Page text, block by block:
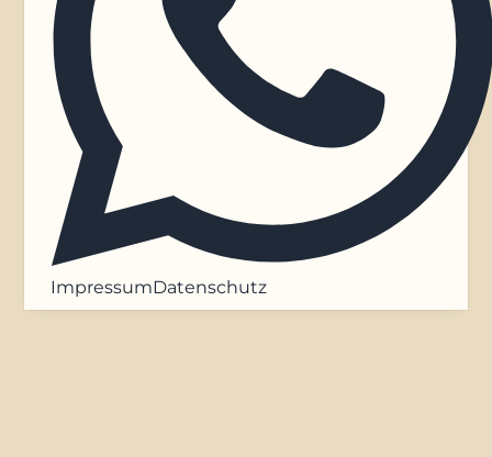
ImpressumDatenschutz